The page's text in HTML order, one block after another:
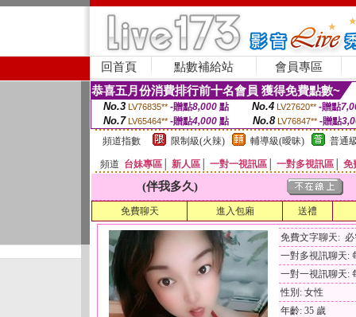
回首頁 點數補給站 會員專區
恭喜五月份消費排行前十名會員 獲得免費點數~
No.3 LV76835** -贈點8,000點 No.4 LV27620** -贈點
No.7 LV65464** -贈點4,000 點 No.8 LV76847** -贈點
頻道指數
限制級(火辣) 輔導級(曖昧) 普通
頻道 台妹專區 新人區 一對一視訊區 一對多視訊區 免
(伴我多久)
免費聊天 進入包廂 送禮
免費文字聊天:
一對多視訊聊天:
一對一視訊聊天:
性別: 女性
年齡: 35 歲